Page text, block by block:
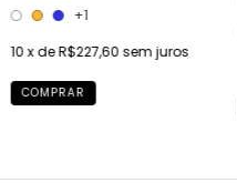
+1
10 x deR$227,60 sem juros
COMPRAR